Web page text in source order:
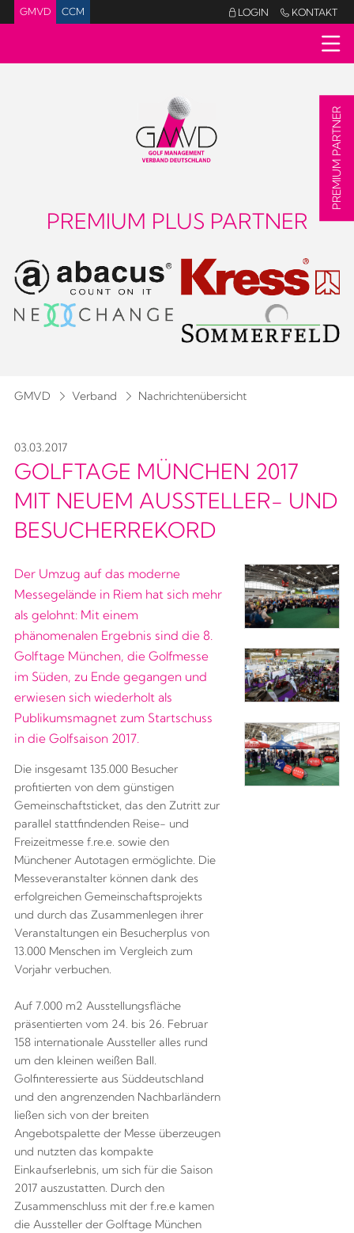
GMVD CCM LOGIN  KONTAKT
PREMIUM PLUS PARTNER
GMVD Verband Nachrichtenübersicht
03.03.2017
GOLFTAGE MÜNCHEN 2017
MIT NEUEM AUSSTELLER- UND
BESUCHERREKORD
Der Umzug auf das moderne
Messegelände in Riem hat sich mehr
als gelohnt: Mit einem
phänomenalen Ergebnis sind die 8.
Golftage München, die Golfmesse
im Süden, zu Ende gegangen und
erwiesen sich wiederholt als
Publikumsmagnet zum Startschuss
in die Golfsaison 2017.
Die insgesamt 135.000 Besucher
profitierten von dem günstigen
Gemeinschaftsticket, das den Zutritt zur
parallel stattfindenden Reise- und
Freizeitmesse f.re.e. sowie den
Münchener Autotagen ermöglichte. Die
Messeveranstalter können dank des
erfolgreichen Gemeinschaftsprojekts
und durch das Zusammenlegen ihrer
Veranstaltungen ein Besucherplus von
13.000 Menschen im Vergleich zum
Vorjahr verbuchen.
Auf 7.000 m2 Ausstellungsfläche
präsentierten vom 24. bis 26. Februar
158 internationale Aussteller alles rund
um den kleinen weißen Ball.
Golfinteressierte aus Süddeutschland
und den angrenzenden Nachbarländern
ließen sich von der breiten
Angebotspalette der Messe überzeugen
und nutzten das kompakte
Einkaufserlebnis, um sich für die Saison
2017 auszustatten. Durch den
Zusammenschluss mit der f.re.e kamen
die Aussteller der Golftage München
PREMIUM PARTNER